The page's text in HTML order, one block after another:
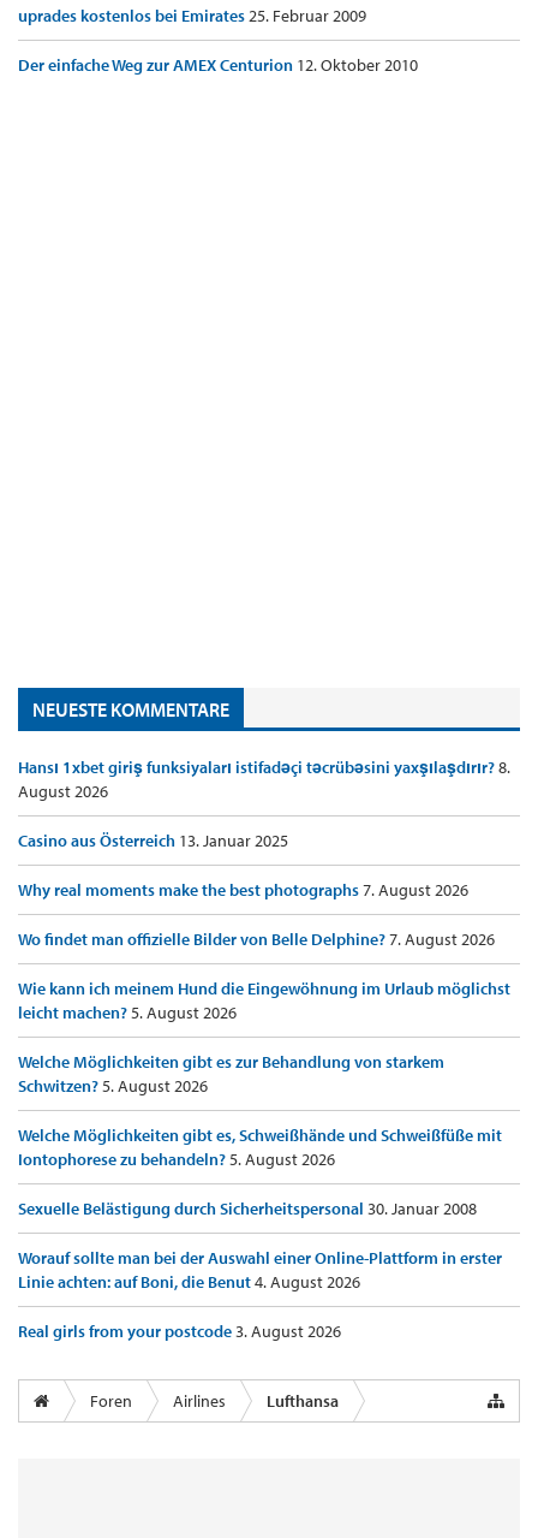
uprades kostenlos bei Emirates25. Februar 2009
Der einfache Weg zur AMEX Centurion 12. Oktober 2010
NEUESTE KOMMENTARE
Hansı 1xbet giriş funksiyaları istifadəçi təcrübəsini yaxşılaşdırır?8.
August 2026
Casino aus Österreich 13. Januar 2025
Why real moments make the best photographs7. August 2026
Wo findet man offizielle Bilder von Belle Delphine?7. August 2026
Wie kann ich meinem Hund die Eingewöhnung im Urlaub möglichst
leicht machen?5. August 2026
Welche Möglichkeiten gibt es zur Behandlung von starkem
Schwitzen?5. August 2026
Welche Möglichkeiten gibt es, Schweißhände und Schweißfüße mit
Iontophorese zu behandeln?5. August 2026
Sexuelle Belästigung durch Sicherheitspersonal 30. Januar 2008
Worauf sollte man bei der Auswahl einer Online-Plattform in erster
Linie achten: auf Boni, die Benut4. August 2026
Real girls from your postcode3. August 2026
Foren Airlines Lufthansa